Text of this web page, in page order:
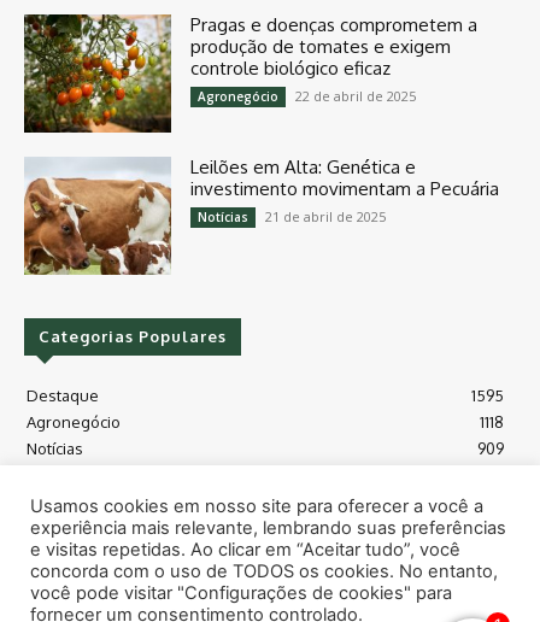
Pragas e doenças comprometem a
produção de tomates e exigem
controle biológico eficaz
Agronegócio 22 de abril de 2025
Leilões em Alta: Genética e
investimento movimentam a Pecuária
Notícias 21 de abril de 2025
Categorias Populares
Destaque
1595
Agronegócio
1118
Notícias
909
Políticas Agrícola
175
Máquinas e Tecnologia
128
Grãos - soja e milho
Meio Ambiente
115
Usamos cookies em nosso site para oferecer a você a
experiência mais relevante, lembrando suas preferências
e visitas repetidas. Ao clicar em “Aceitar tudo”, você
concorda com o uso de TODOS os cookies. No entanto,
você pode visitar "Configurações de cookies" para
fornecer um consentimento controlado.